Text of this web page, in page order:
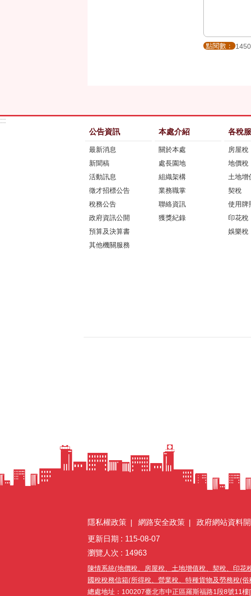
點閱數：
:::
公告資訊
最新消息
新聞稿
活動訊息
徵才招標公告
稅務公告
政府資訊公開
預算及決算書
其他機關服務
本處介紹
關於本處
處長園地
組織架構
業務職掌
聯絡資訊
獲獎紀錄
各稅
房屋稅
地價稅
土地增
契稅
使用牌
印花稅
娛樂稅
隱私權政策 網路安全政策
政府網站資料
更新日期
115-08-07
瀏覽人次
14963
陳情系統(地價稅、房屋稅、土地增值稅、契稅、印花
國稅稅務信箱(所得稅、營業稅、特種貨物及勞務稅(
總處地址：100207臺北市中正區羅斯福路1段8號11樓